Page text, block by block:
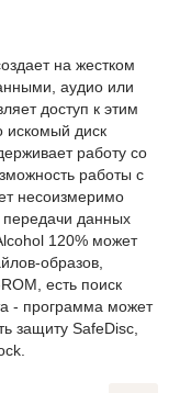
на жестком
аудио или
доступ к этим
искомый диск
работу со
работы с
несоизмеримо
данных
120% может
образов,
есть поиск
- программа может
защиту SafeDisc,